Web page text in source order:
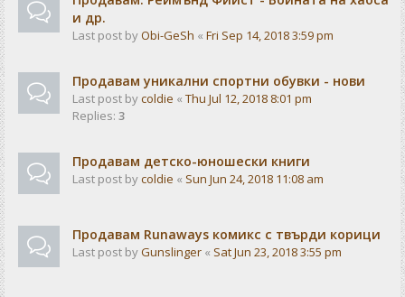
и др.
Last post byObi-GeSh « Fri Sep 14, 2018 3:59 pm
Продавам уникални спортни обувки - нови
Last post bycoldie « Thu Jul 12, 2018 8:01 pm
Replies: 3
Продавам детско-юношески книги
Last post bycoldie « Sun Jun 24, 2018 11:08 am
Продавам Runaways комикс с твърди корици
Last post byGunslinger « Sat Jun 23, 2018 3:55 pm